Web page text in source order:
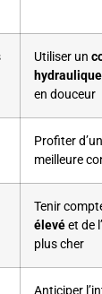
Utiliser un
hydraulique
en douceur
Profiter d’un
meilleure
Tenir
élevéet de
plus cher
Anticiper